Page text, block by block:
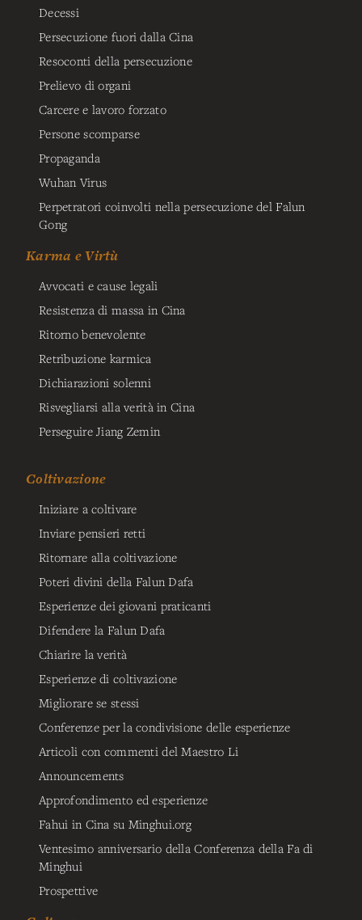
Decessi
Persecuzione fuori dalla Cina
Resoconti della persecuzione
Prelievo di organi
Carcere e lavoro forzato
Persone scomparse
Propaganda
Wuhan Virus
Perpetratori coinvolti nella persecuzione del Falun
Gong
Karma e Virtù
Avvocati e cause legali
Resistenza di massa in Cina
Ritorno benevolente
Retribuzione karmica
Dichiarazioni solenni
Risvegliarsi alla verità in Cina
Perseguire Jiang Zemin
Coltivazione
Iniziare a coltivare
Inviare pensieri retti
Ritornare alla coltivazione
Poteri divini della Falun Dafa
Esperienze dei giovani praticanti
Difendere la Falun Dafa
Chiarire la verità
Esperienze di coltivazione
Migliorare se stessi
Conferenze per la condivisione delle esperienze
Articoli con commenti del Maestro Li
Announcements
Approfondimento ed esperienze
Fahui in Cina su Minghui.org
Ventesimo anniversario della Conferenza della Fa di
Minghui
Prospettive